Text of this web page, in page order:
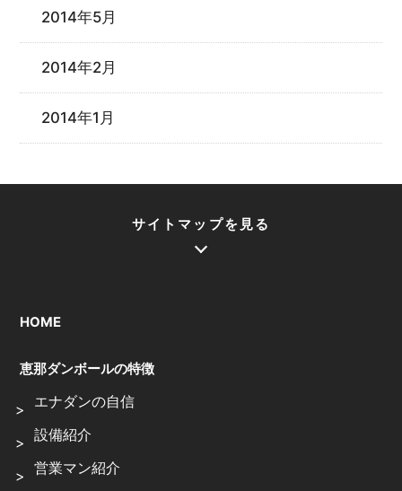
2014年5月
2014年2月
2014年1月
サイトマップを見る
HOME
恵那ダンボールの特徴
エナダンの自信
設備紹介
営業マン紹介